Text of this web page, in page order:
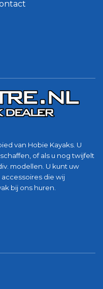
van Hobie Kayaks. U
of als u nog twijfelt
modellen. U kunt uw
die wij
bij ons huren.